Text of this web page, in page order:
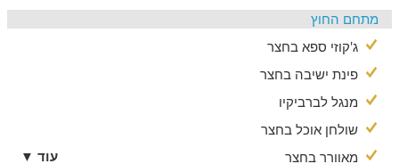
מתחם החוץ
ג'קוזי ספא בחצר
פינת ישיבה בחצר
מנגל לברביקיו
שולחן אוכל בחצר
מאוורר בחצר
עוד ▼